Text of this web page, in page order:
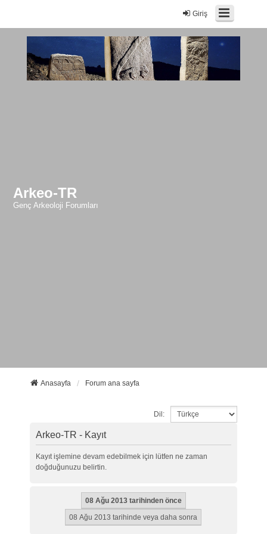
Giriş
Arkeo-TR
Genç Arkeoloji Forumları
Anasayfa Forum ana sayfa
Dil:
Arkeo-TR - Kayıt
Kayıt işlemine devam edebilmek için lütfen ne zaman
doğduğunuzu belirtin.